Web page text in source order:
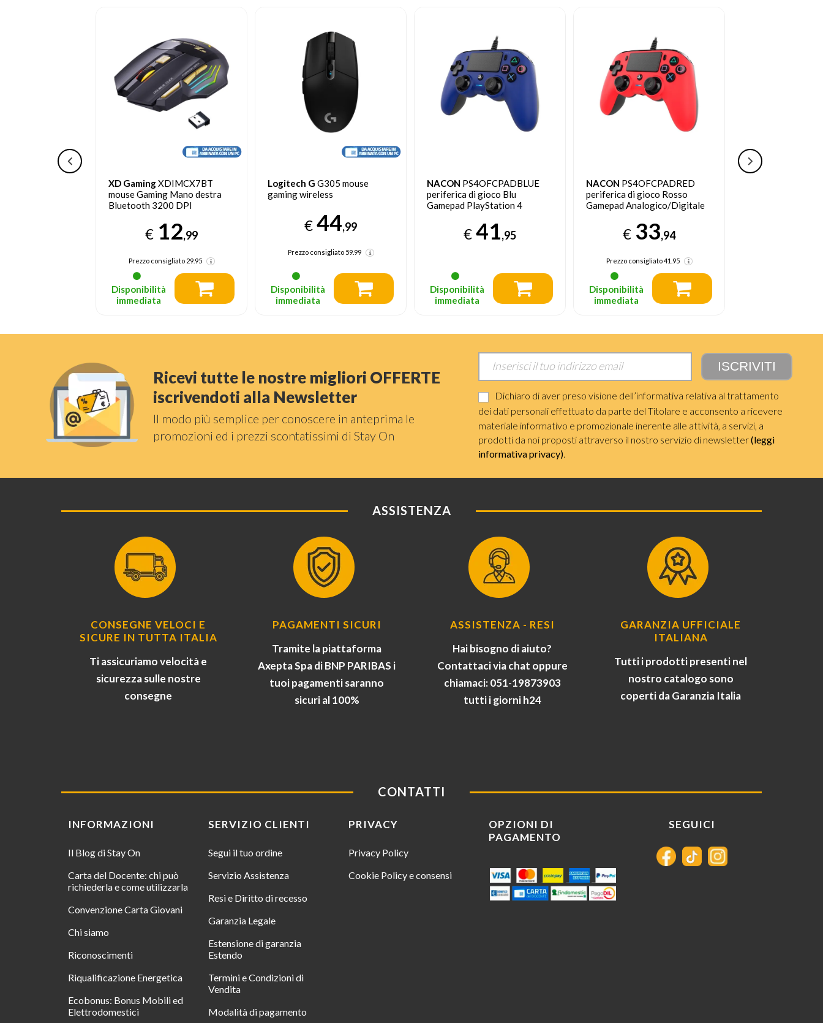
Logitech GG305 mouse
gaming wireless
€ 44
Disponibilità
immediata
NACON PS4OFCPADBLUE
periferica di gioco Blu
€ 41,95
Disponibilità
immediata
NACON PS4OFCPADRED
periferica di gioco Rosso
Gamepad Analogico/Digitale
€ 33,94
Disponibilità
immediata
NACON PS4OFCPADBLACK
periferica di gioco Nero
Gamepad Analogico/Digitale
€ 41,95
Disponibilità
immediata
Ricevi tutte le nostre migliori OFFERTE
iscrivendoti alla Newsletter
Il modo più semplice per conoscere in anteprima le
promozioni ed i prezzi scontatissimi di Stay On
Dichiaro di aver preso visione dell’informativa relativa al trattamento
dei dati personali effettuato da parte del Titolare e acconsento a ricevere
materiale informativo e promozionale inerente alle attività, a servizi, a
prodotti da noi proposti attraverso il nostro servizio di newsletter(leggi
informativa privacy).
ASSISTENZA
CONSEGNE VELOCI E
SICURE IN TUTTA ITALIA
Ti assicuriamo velocità e
sicurezza sulle nostre
consegne
PAGAMENTI SICURI
Tramite la piattaforma
Axepta Spa di BNP PARIBAS i
tuoi pagamenti saranno
sicuri al 100%
ASSISTENZA - RESI
Hai bisogno di aiuto?
Contattaci via chat oppure
chiamaci: 051-19873903
tutti i giorni h24
GARANZIA UFFICIALE
ITALIANA
Tutti i prodotti presenti nel
nostro catalogo sono
coperti da Garanzia Italia
CONTATTI
INFORMAZIONI
Il Blog di Stay On
Carta del Docente: chi può
richiederla e come utilizzarla
Convenzione Carta Giovani
Chi siamo
Riconoscimenti
Riqualificazione Energetica
Ecobonus: Bonus Mobili ed
Elettrodomestici
SERVIZIO CLIENTI
Segui il tuo ordine
Servizio Assistenza
Resi e Diritto di recesso
Garanzia Legale
Estensione di garanzia
Estendo
Termini e Condizioni di
Vendita
Modalità di pagamento
PRIVACY
Privacy Policy
Cookie Policy e consensi
OPZIONI DI
PAGAMENTO
SEGUICI